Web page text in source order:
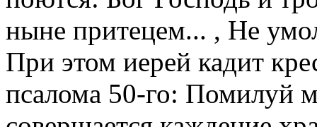
ныне притецем... , Не
При этом иерей кадит
псалома 50-го: Помилуй